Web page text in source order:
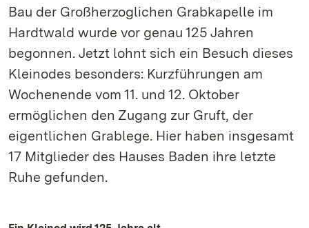
Bau der Großherzoglichen Grabkapelle im
Hardtwald wurde vor genau 125 Jahren
begonnen. Jetzt lohnt sich ein Besuch dieses
Kleinodes besonders: Kurzführungen am
Wochenende vom 11. und 12. Oktober
ermöglichen den Zugang zur Gruft, der
eigentlichen Grablege. Hier haben insgesamt
17 Mitglieder des Hauses Baden ihre letzte
Ruhe gefunden.